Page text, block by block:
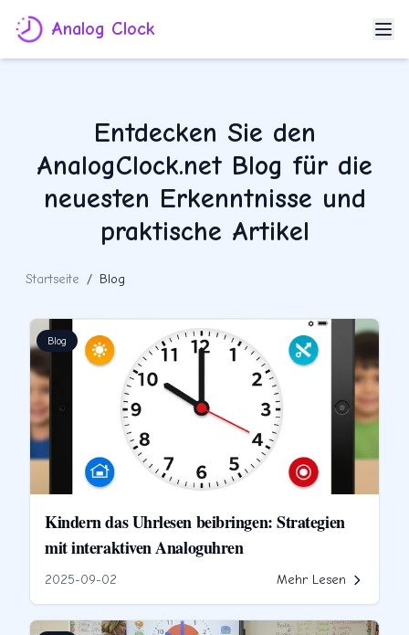
Analog Clock
Entdecken Sie den
AnalogClock.net Blog für die
neuesten Erkenntnisse und
praktische Artikel
Startseite / Blog
Blog
Kindern das Uhrlesen beibringen: Strategien
mit interaktiven Analoguhren
2025-09-02 Mehr Lesen